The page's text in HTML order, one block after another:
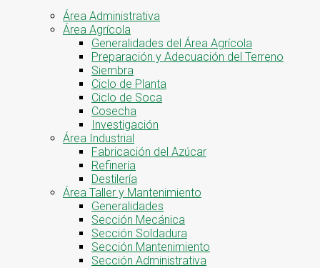
Área Administrativa
Área Agrícola
Generalidades del Área Agrícola
Preparación y Adecuación del Terreno
Siembra
Ciclo de Planta
Ciclo de Soca
Cosecha
Investigación
Área Industrial
Fabricación del Azúcar
Refinería
Destilería
Área Taller y Mantenimiento
Generalidades
Sección Mecánica
Sección Soldadura
Sección Mantenimiento
Sección Administrativa